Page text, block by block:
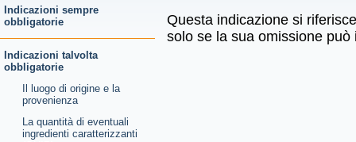
Indicazioni sempre
obbligatorie
Indicazioni talvolta
obbligatorie
Il luogo di origine e la
provenienza
La quantità di eventuali
ingredienti caratterizzanti
Questa indicazione si
solo se la sua omissione